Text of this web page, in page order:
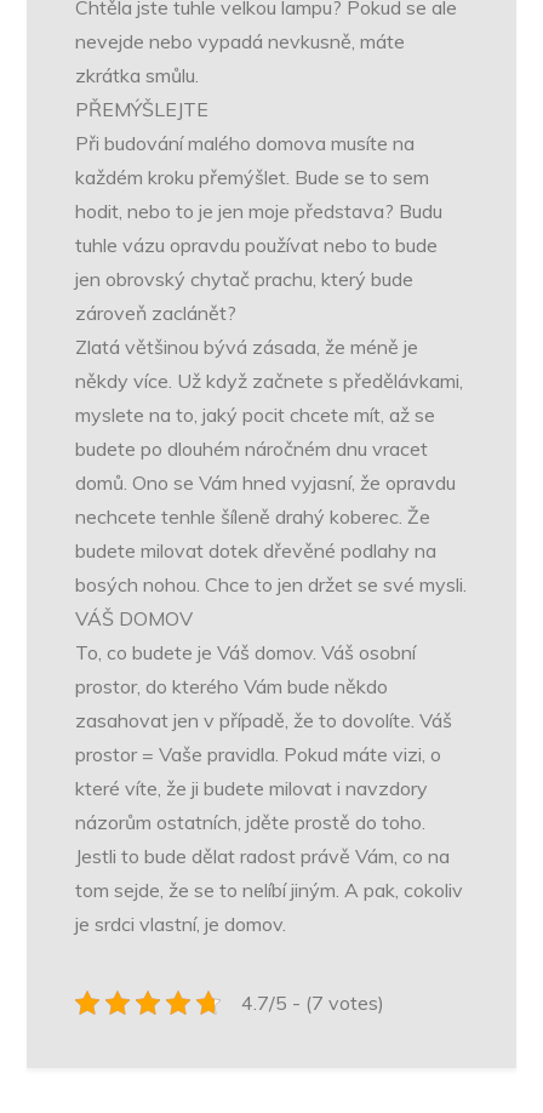
Chtěla jste tuhle velkou lampu? Pokud se ale
nevejde nebo vypadá nevkusně, máte
zkrátka smůlu.
PŘEMÝŠLEJTE
Při budování malého domova musíte na
každém kroku přemýšlet. Bude se to sem
hodit, nebo to je jen moje představa? Budu
tuhle vázu opravdu používat nebo to bude
jen obrovský chytač prachu, který bude
zároveň zaclánět?
Zlatá většinou bývá zásada, že méně je
někdy více. Už když začnete s předělávkami,
myslete na to, jaký pocit chcete mít, až se
budete po dlouhém náročném dnu vracet
domů. Ono se Vám hned vyjasní, že opravdu
nechcete tenhle šíleně drahý koberec. Že
budete milovat dotek dřevěné podlahy na
bosých nohou. Chce to jen držet se své mysli.
VÁŠ DOMOV
To, co budete je Váš domov. Váš osobní
prostor, do kterého Vám bude někdo
zasahovat jen v případě, že to dovolíte. Váš
prostor = Vaše pravidla. Pokud máte vizi, o
které víte, že ji budete milovat i navzdory
názorům ostatních, jděte prostě do toho.
Jestli to bude dělat radost právě Vám, co na
tom sejde, že se to nelíbí jiným. A pak, cokoliv
je srdci vlastní, je domov.
4.7/5 - (7 votes)